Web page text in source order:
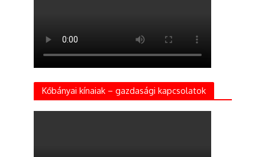
Kőbányai kínaiak – gazdasági kapcsolatok